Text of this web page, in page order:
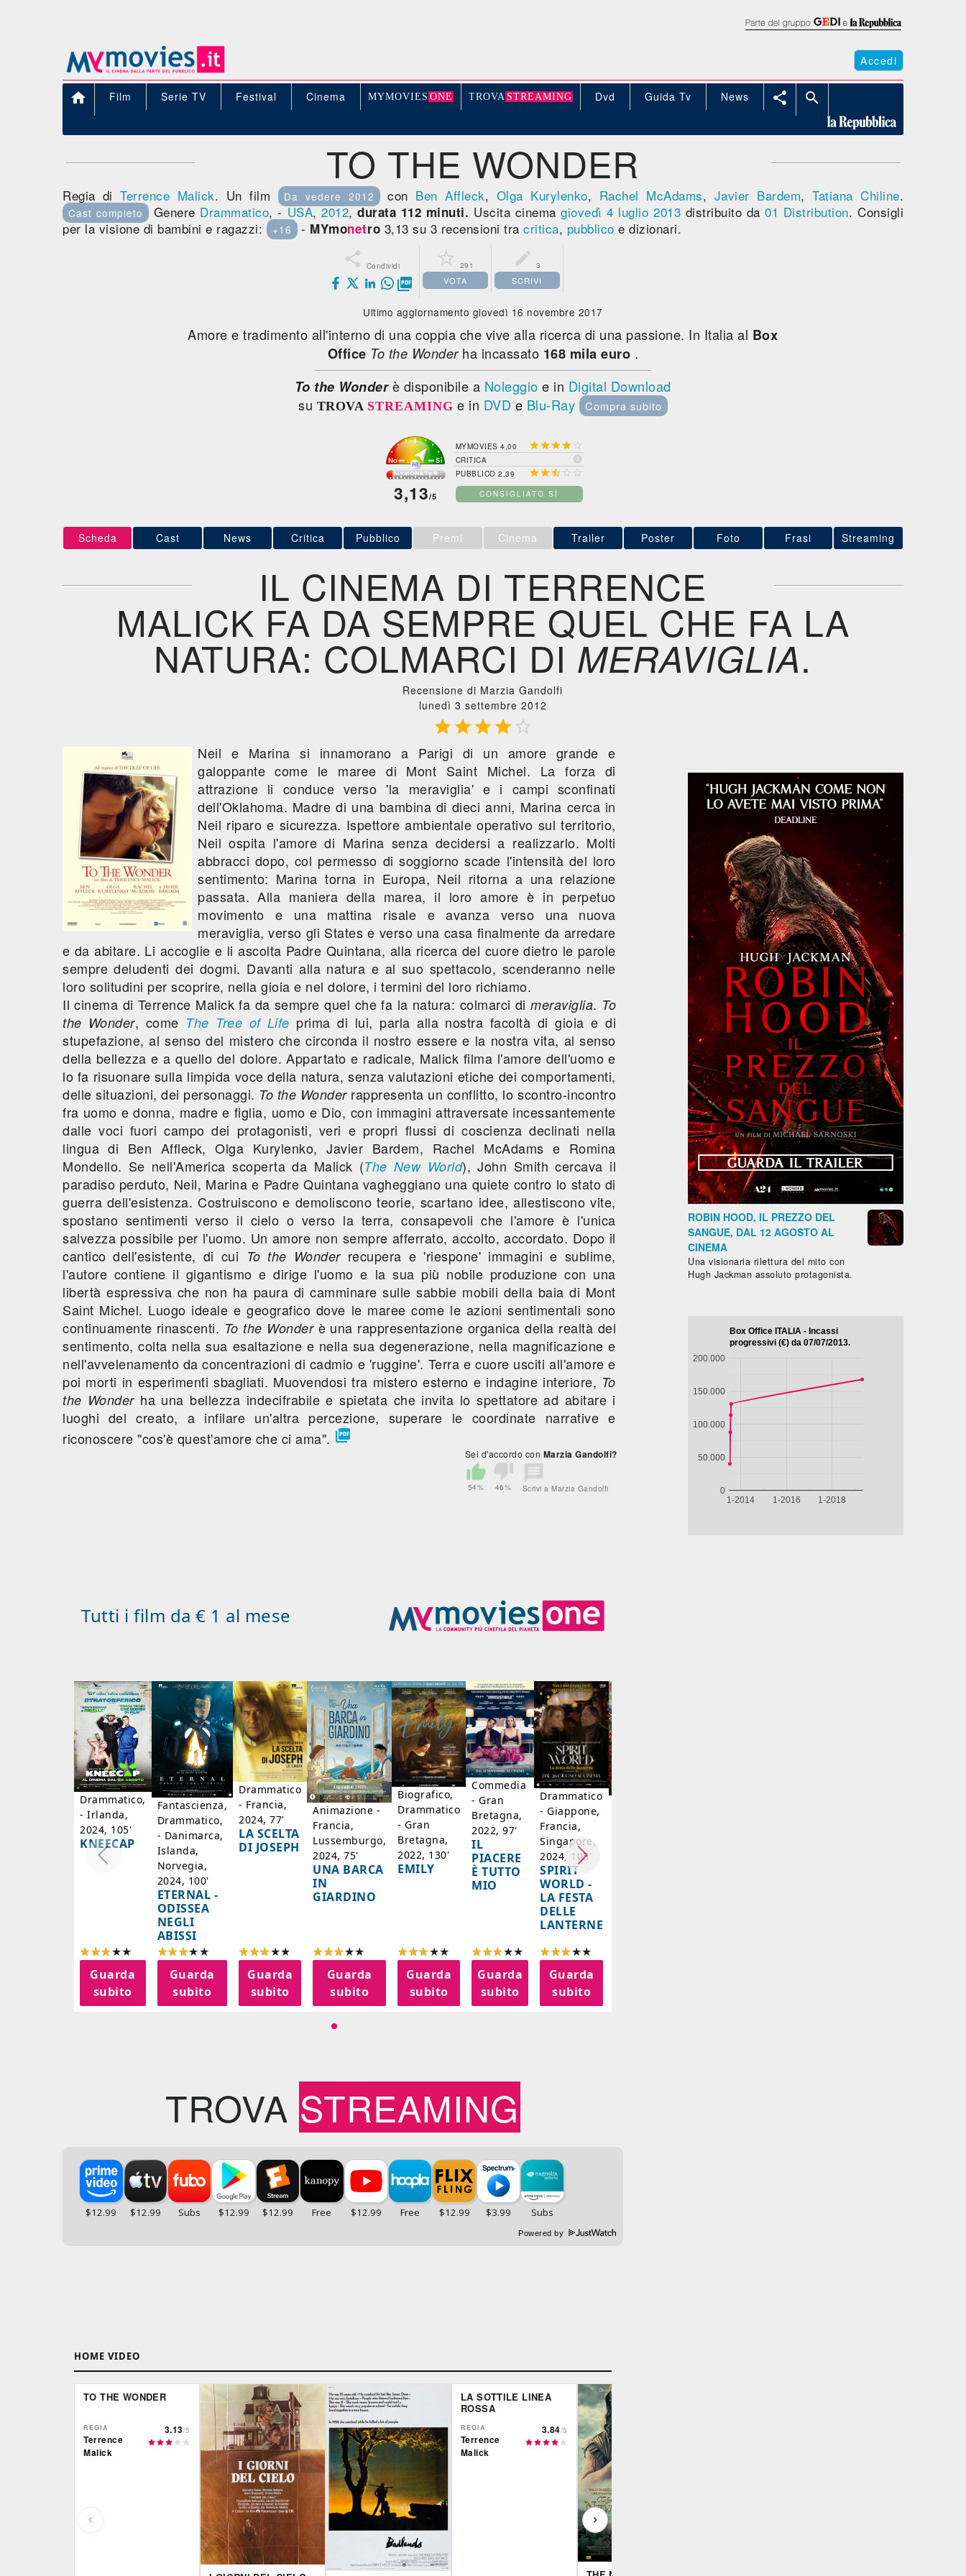
Accedi
 Film Serie TV Festival Cinema MYMOVIE S ONE TROVA STREAMING Dvd Guida Tv News  
TO THE WONDER
Regia diTerrence Malick. Un film Da vedere 2012 con Ben Affleck, Olga Kurylenko, Rachel McAdams, Javier Bardem,Tatiana Chiline.
Cast completo Genere Drammatico, -USA,2012,durata 112 minuti. Uscita cinemagiovedì 4 luglio 2013 distribuito da01 Distribution. Consigli
per la visione di bambini e ragazzi:
+16 - MYmonetro 3,13 su 3 recensioni tra critica, pubblico e dizionari.
 Condividi

 291
VOTA
 3
SCRIVI
Ultimo aggiornamento giovedì 16 novembre 2017
Amore e tradimento all'interno di una coppia che vive alla ricerca di una passione. In Italia al Box
Office To the Wonderha incassato 168 mila euro .
To the Wonderè disponibile a Noleggio e in Digital Download
su TROVA STREAMING e in DVD e Blu-Ray Compra subito
3,13/5
MYMOVIES 4,00  
CRITICA 
PUBBLICO 2,39   
CONSIGLIATO SÌ
Scheda Cast News Critica Pubblico Premi Cinema Trailer Poster Foto Frasi Streaming
IL CINEMA DI TERRENCE
MALICK FA DA SEMPRE QUEL CHE FA LA
NATURA: COLMARCI DI MERAVIGLIA.
Recensione di Marzia Gandolfi
lunedì 3 settembre 2012
 
Neil e Marina si innamorano a Parigi di un amore grande e
galoppante come le maree di Mont Saint Michel. La forza di
attrazione li conduce verso 'la meraviglia' e i campi sconfinati
dell'Oklahoma. Madre di una bambina di dieci anni, Marina cerca in
Neil riparo e sicurezza. Ispettore ambientale operativo sul territorio,
Neil ospita l'amore di Marina senza decidersi a realizzarlo. Molti
abbracci dopo, col permesso di soggiorno scade l'intensità del loro
sentimento: Marina torna in Europa, Neil ritorna a una relazione
passata. Alla maniera della marea, il loro amore è in perpetuo
movimento e una mattina risale e avanza verso una nuova
meraviglia, verso gli States e verso una casa finalmente da arredare
e da abitare. Li accoglie e li ascolta Padre Quintana, alla ricerca del cuore dietro le parole
sempre deludenti dei dogmi. Davanti alla natura e al suo spettacolo, scenderanno nelle
loro solitudini per scoprire, nella gioia e nel dolore, i termini del loro richiamo.
Il cinema di Terrence Malick fa da sempre quel che fa la natura: colmarci dimeraviglia. To
the Wonder, come The Tree of Life prima di lui, parla alla nostra facoltà di gioia e di
stupefazione, al senso del mistero che circonda il nostro essere e la nostra vita, al senso
della bellezza e a quello del dolore. Appartato e radicale, Malick filma l'amore dell'uomo e
lo fa risuonare sulla limpida voce della natura, senza valutazioni etiche dei comportamenti,
delle situazioni, dei personaggi. To the Wonderrappresenta un conflitto, lo scontro-incontro
fra uomo e donna, madre e figlia, uomo e Dio, con immagini attraversate incessantemente
dalle voci fuori campo dei protagonisti, veri e propri flussi di coscienza declinati nella
lingua di Ben Affleck, Olga Kurylenko, Javier Bardem, Rachel McAdams e Romina
Mondello. Se nell'America scoperta da Malick (The New World), John Smith cercava il
paradiso perduto, Neil, Marina e Padre Quintana vagheggiano una quiete contro lo stato di
guerra dell'esistenza. Costruiscono e demoliscono teorie, scartano idee, allestiscono vite,
spostano sentimenti verso il cielo o verso la terra, consapevoli che l'amore è l'unica
salvezza possibile per l'uomo. Un amore non sempre afferrato, accolto, accordato. Dopo il
cantico dell'esistente, di cui To the Wonder recupera e 'riespone' immagini e sublime,
l'autore contiene il gigantismo e dirige l'uomo e la sua più nobile produzione con una
libertà espressiva che non ha paura di camminare sulle sabbie mobili della baia di Mont
Saint Michel. Luogo ideale e geografico dove le maree come le azioni sentimentali sono
continuamente rinascenti. To the Wonderè una rappresentazione organica della realtà del
sentimento, colta nella sua esaltazione e nella sua degenerazione, nella magnificazione e
nell'avvelenamento da concentrazioni di cadmio e 'ruggine'. Terra e cuore usciti all'amore e
poi morti in esperimenti sbagliati. Muovendosi tra mistero esterno e indagine interiore, To
the Wonderha una bellezza indecifrabile e spietata che invita lo spettatore ad abitare i
luoghi del creato, a infilare un'altra percezione, superare le coordinate narrative e
riconoscere "cos'è quest'amore che ci ama". 
Sei d'accordo con Marzia Gandolfi?
54% 46% Scrivi a Marzia Gandolfi
Tutti i film da € 1 al mese
Drammatico,
- Irlanda,
2024, 105'
KNEECAP
Guarda
subito
Fantascienza,
Drammatico,
- Danimarca,
Islanda,
Norvegia,
2024, 100'
ETERNAL -
ODISSEA
NEGLI
ABISSI
Guarda
subito
Drammatico
- Francia,
2024, 77'
LA SCELTA
DI JOSEPH
Guarda
subito
Animazione -
Francia,
Lussemburgo,
2024, 75'
UNA BARCA
IN
GIARDINO
Guarda
subito
Biografico,
Drammatico
- Gran
Bretagna,
2022, 130'
EMILY
Guarda
subito
Commedia
- Gran
Bretagna,
2022, 97'
IL
PIACERE
È TUTTO
MIO
Guarda
subito
Drammatico
- Giappone,
Francia,
Singapore,
2024, 105'
SPIRIT
WORLD -
LA FESTA
DELLE
LANTERNE
Guarda
subito
TROVA STREAMING
Powered by
HOME VIDEO
TO THE WONDER
REGIA
Terrence
Malick
3.13/5
LA SOTTILE LINEA
ROSSA
REGIA
Terrence
Malick
3.84/5
ROBIN HOOD, IL PREZZO DEL
SANGUE, DAL 12 AGOSTO AL
CINEMA
Una visionaria rilettura del mito con
Hugh Jackman assoluto protagonista.